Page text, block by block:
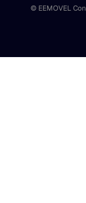
© EEMOVEL